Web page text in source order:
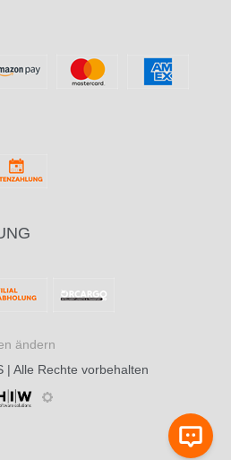
ändern
| Alle Rechte vorbehalten